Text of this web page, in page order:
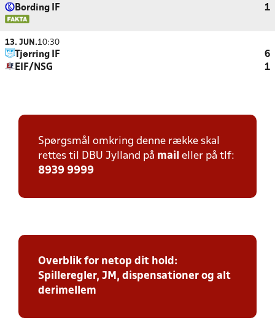
Bording IF
1
13. JUN.10:30
Tjørring IF
6
EIF/NSG
1
Spørgsmål omkring denne række skal
rettes til DBU Jylland på mail eller på tlf:
8939 9999
Overblik for netop dit hold:
Spilleregler, JM, dispensationer og alt
derimellem